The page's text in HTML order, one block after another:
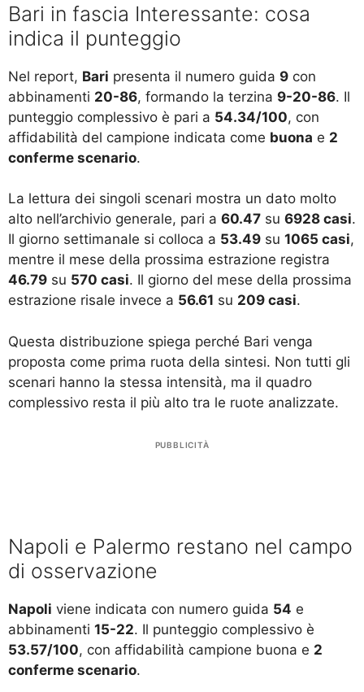
Bari in fascia Interessante: cosa
indica il punteggio
Nel report, Bari presenta il numero guida 9 con
abbinamenti 20-86, formando la terzina 9-20-86. Il
punteggio complessivo è pari a 54.34/100, con
affidabilità del campione indicata come buona e 2
conferme scenario.
La lettura dei singoli scenari mostra un dato molto
alto nell’archivio generale, pari a 60.47 su 6928 casi.
Il giorno settimanale si colloca a 53.49 su 1065 casi,
mentre il mese della prossima estrazione registra
46.79 su 570 casi. Il giorno del mese della prossima
estrazione risale invece a 56.61 su 209 casi.
Questa distribuzione spiega perché Bari venga
proposta come prima ruota della sintesi. Non tutti gli
scenari hanno la stessa intensità, ma il quadro
complessivo resta il più alto tra le ruote analizzate.
PUBBLICITÀ
Napoli e Palermo restano nel campo
di osservazione
Napoli viene indicata con numero guida 54 e
abbinamenti 15-22. Il punteggio complessivo è
53.57/100, con affidabilità campione buona e 2
conferme scenario.